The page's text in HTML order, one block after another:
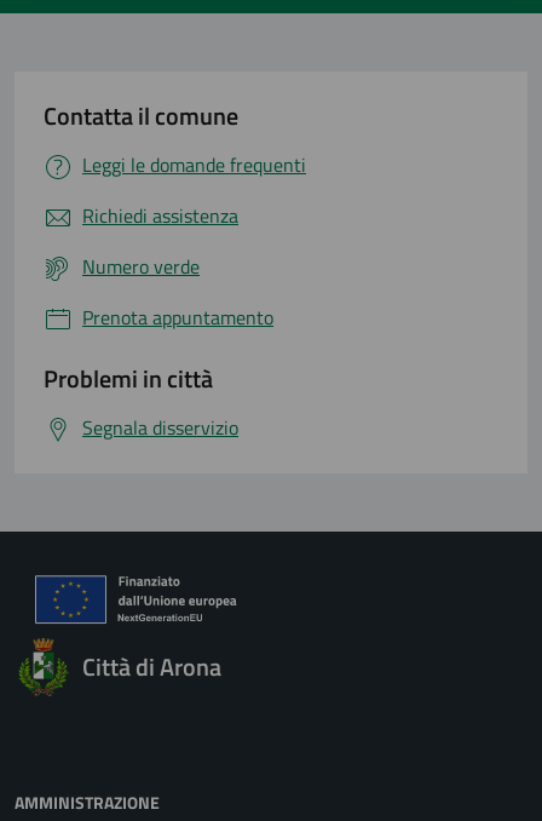
Contatta il comune
Leggi le domande frequenti
Richiedi assistenza
Numero verde
Prenota appuntamento
Problemi in città
Segnala disservizio
Città di Arona
AMMINISTRAZIONE